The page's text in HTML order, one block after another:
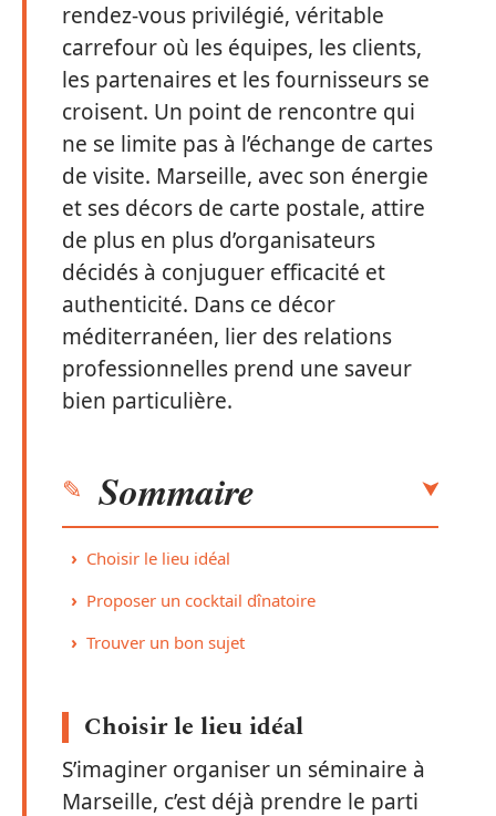
rendez-vous privilégié, véritable
carrefour où les équipes, les clients,
les partenaires et les fournisseurs se
croisent. Un point de rencontre qui
ne se limite pas à l’échange de cartes
de visite. Marseille, avec son énergie
et ses décors de carte postale, attire
de plus en plus d’organisateurs
décidés à conjuguer efficacité et
authenticité. Dans ce décor
méditerranéen, lier des relations
professionnelles prend une saveur
bien particulière.
Sommaire
Choisir le lieu idéal
Proposer un cocktail dînatoire
Trouver un bon sujet
Choisir le lieu idéal
S’imaginer organiser un séminaire à
Marseille, c’est déjà prendre le parti